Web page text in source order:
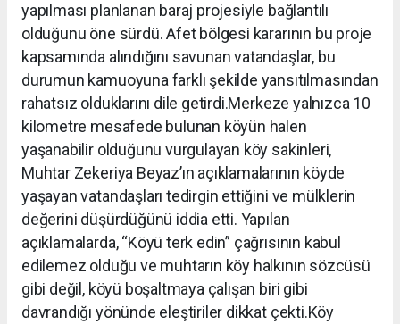
yapılması planlanan baraj projesiyle bağlantılı
olduğunu öne sürdü. Afet bölgesi kararının bu proje
kapsamında alındığını savunan vatandaşlar, bu
durumun kamuoyuna farklı şekilde yansıtılmasından
rahatsız olduklarını dile getirdi.Merkeze yalnızca 10
kilometre mesafede bulunan köyün halen
yaşanabilir olduğunu vurgulayan köy sakinleri,
Muhtar Zekeriya Beyaz’ın açıklamalarının köyde
yaşayan vatandaşları tedirgin ettiğini ve mülklerin
değerini düşürdüğünü iddia etti. Yapılan
açıklamalarda, “Köyü terk edin” çağrısının kabul
edilemez olduğu ve muhtarın köy halkının sözcüsü
gibi değil, köyü boşaltmaya çalışan biri gibi
davrandığı yönünde eleştiriler dikkat çekti.Köy